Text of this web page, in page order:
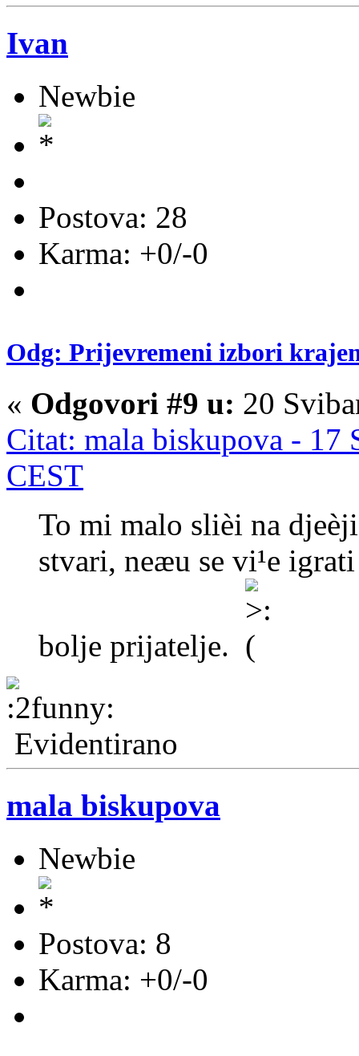
Ivan
Newbie
Postova: 28
Karma: +0/-0
Odg: Prijevremeni izbori
« Odgovori #9 u: 20
Citat: mala biskupova - 17
CEST
To mi malo slièi na
stvari, neæu se vi¹e
bolje prijatelje.
Evidentirano
mala biskupova
Newbie
Postova: 8
Karma: +0/-0